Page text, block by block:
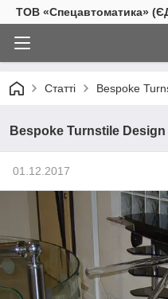
ТОВ «Спецавтоматика»
Статті Bespoke
Bespoke Turnstile Design
01.12.2017